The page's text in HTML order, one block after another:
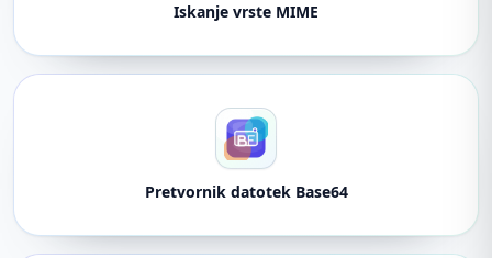
Iskanje vrste MIME
Pretvornik datotek Base64